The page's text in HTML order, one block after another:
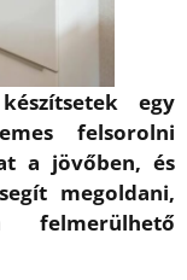
egy
felsorolni
a jövőben, és
megoldani,